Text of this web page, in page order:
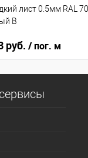
лист 0.5мм RAL
B
руб. / пог. м